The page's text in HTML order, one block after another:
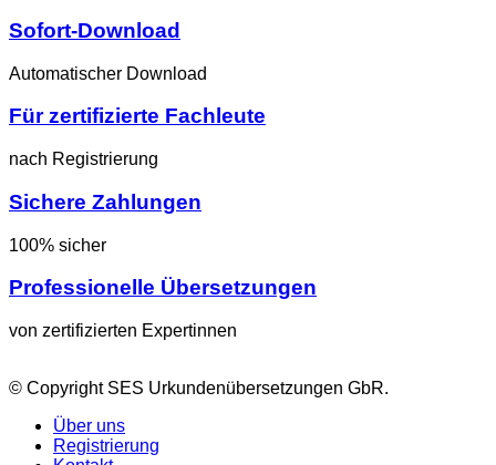
Sofort-Download
Automatischer Download
Für zertifizierte Fachleute
nach Registrierung
Sichere Zahlungen
100% sicher
Professionelle Übersetzungen
von zertifizierten Expertinnen
© Copyright SES Urkundenübersetzungen GbR.
Über uns
Registrierung